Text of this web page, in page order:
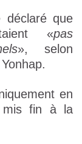
déclaré que
«pas
», selon
en
mis fin à la